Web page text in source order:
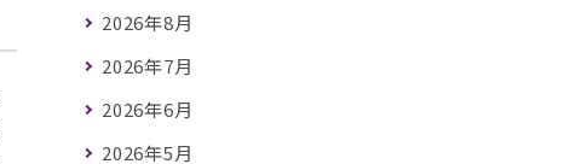
2026年8月
2026年7月
2026年6月
2026年5月